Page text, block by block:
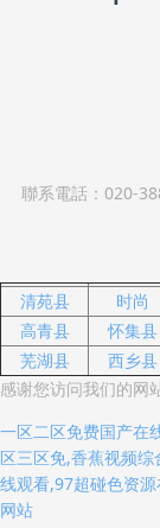
聯系電話：020-
清苑县 时尚
高青县
怀集县
芜湖县
西乡县
感谢您访问我们的网
一区二区免费国产在
区三区免,香蕉视频
线观看,97超碰色资
网站